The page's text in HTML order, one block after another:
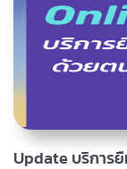
หนังสือ ในวันที่ 11 พฤศ
http://cmu.to/
ประกาศนียบัตรหลังอ
06 พฤศจิกายน
Update บริการ